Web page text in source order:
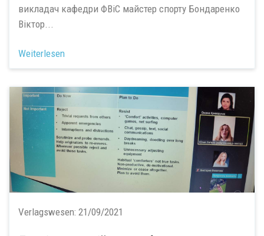
викладач кафедри ФВіС майстер спорту Бондаренко
Віктор...
Weiterlesen
Verlagswesen: 21/09/2021